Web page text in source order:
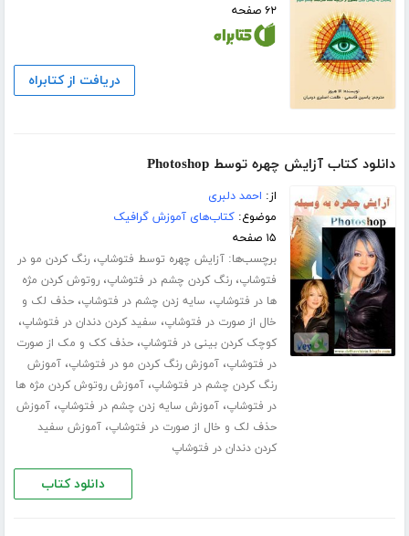
۶۲ صفحه
دریافت از کتابراه
دانلود کتاب آزایش چهره توسط Photoshop
از: احمد دلبری
موضوع:کتاب‌های آموزش گرافیک
۱۵ صفحه
برچسب‌ها:آزایش چهره توسط فتوشاپ،رنگ کردن مو در
فتوشاپ،رنگ کردن چشم در فتوشاپ،روتوش کردن مژه
ها در فتوشاپ، سایه زدن چشم در فتوشاپ،حذف لک و
خال از صورت در فتوشاپ، سفید کردن دندان در فتوشاپ،
کوچک کردن بینی در فتوشاپ،حذف کک و مک از صورت
در فتوشاپ،آموزش رنگ کردن مو در فتوشاپ،آموزش
رنگ کردن چشم در فتوشاپ،آموزش روتوش کردن مژه ها
در فتوشاپ،آموزش سایه زدن چشم در فتوشاپ،آموزش
حذف لک و خال از صورت در فتوشاپ،آموزش سفید
کردن دندان در فتوشاپ
دانلود کتاب